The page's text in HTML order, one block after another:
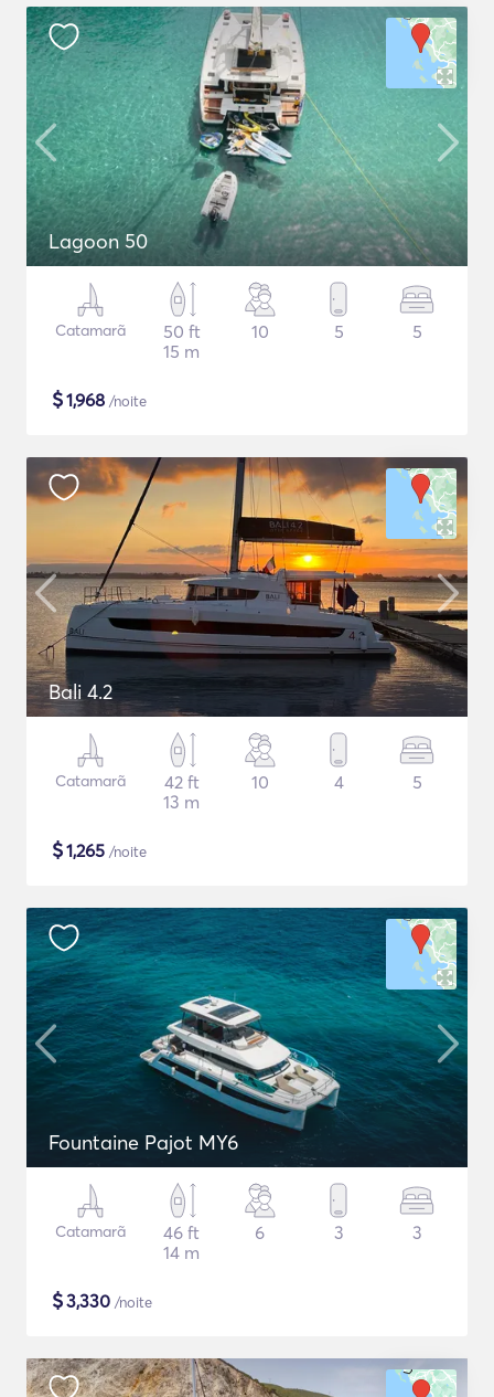
Lagoon 50
Catamarã
50 ft
15 m
10 5 5
$1,968 /noite
Bali 4.2
Catamarã
42 ft
13 m
10 4 5
$1,265 /noite
Fountaine Pajot MY6
Catamarã
46 ft
14 m
6 3 3
$3,330 /noite